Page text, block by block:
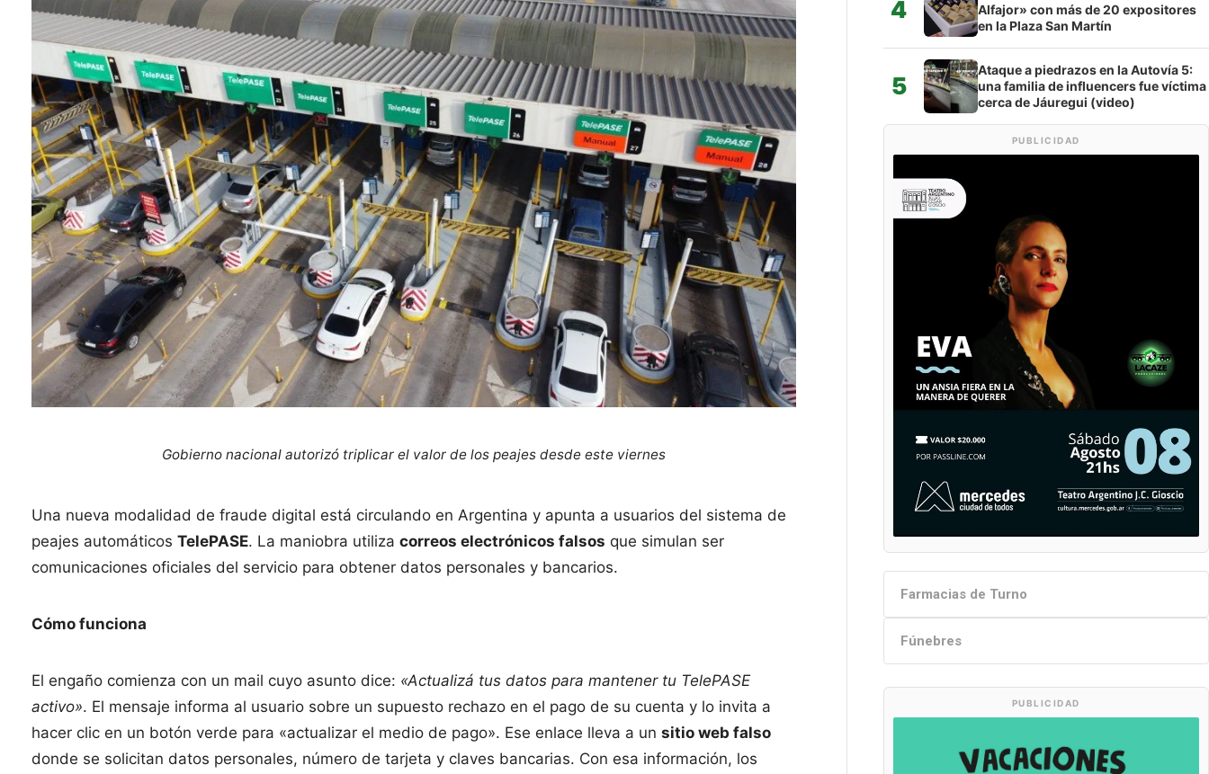
Gobierno nacional autorizó triplicar el valor de los peajes desde este viernes
Una nueva modalidad de fraude digital está circulando en Argentina y apunta a usuarios del sistema de
peajes automáticosTelePASE. La maniobra utilizacorreos electrónicos falsos que simulan ser
comunicaciones oficiales del servicio para obtener datos personales y bancarios.
Cómo funciona
El engaño comienza con un mail cuyo asunto dice: «Actualizá tus datos para mantener tu TelePASE
activo». El mensaje informa al usuario sobre un supuesto rechazo en el pago de su cuenta y lo invita a
hacer clic en un botón verde para «actualizar el medio de pago». Ese enlace lleva a unsitio web falso
donde se solicitan datos personales, número de tarjeta y claves bancarias. Con esa información, los
4
Alfajor» con más de 20 expositores
en la Plaza San Martín
5
Ataque a piedrazos en la Autovía 5:
una familia de influencers fue víctima
cerca de Jáuregui (video)
PUBLICIDAD
Farmacias de Turno
Fúnebres
PUBLICIDAD